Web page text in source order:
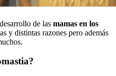
de las mamas en los
y distintas razones pero además